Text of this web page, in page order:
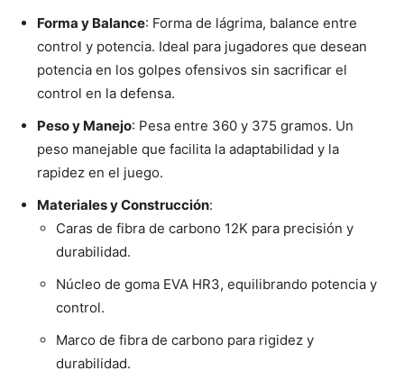
Forma y Balance: Forma de lágrima, balance entre
control y potencia. Ideal para jugadores que desean
potencia en los golpes ofensivos sin sacrificar el
control en la defensa.
Peso y Manejo: Pesa entre 360 y 375 gramos. Un
peso manejable que facilita la adaptabilidad y la
rapidez en el juego.
Materiales y Construcción:
Caras de fibra de carbono 12K para precisión y
durabilidad.
Núcleo de goma EVA HR3, equilibrando potencia y
control.
Marco de fibra de carbono para rigidez y
durabilidad.